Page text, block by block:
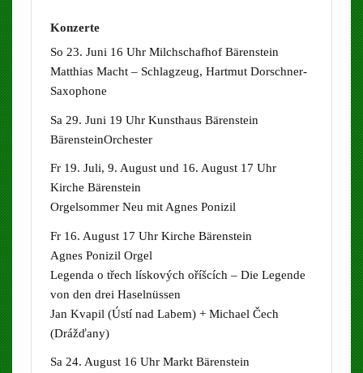
Konzerte
So 23. Juni 16 Uhr Milchschafhof Bärenstein
Matthias Macht – Schlagzeug, Hartmut Dorschner-
Saxophone
Sa 29. Juni 19 Uhr Kunsthaus Bärenstein
BärensteinOrchester
Fr 19. Juli, 9. August und 16. August 17 Uhr
Kirche Bärenstein
Orgelsommer Neu mit Agnes Ponizil
Fr 16. August 17 Uhr Kirche Bärenstein
Agnes Ponizil Orgel
Legenda o třech lískových oříšcích – Die Legende
von den drei Haselnüssen
Jan Kvapil (Ústí nad Labem) + Michael Čech
(Drážďany)
Sa 24. August 16 Uhr Markt Bärenstein